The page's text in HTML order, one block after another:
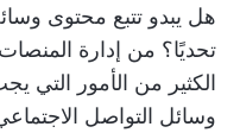
هل يبدو تتبع محتوى
تحديًا؟ من إدارة
الكثير من الأمور التي